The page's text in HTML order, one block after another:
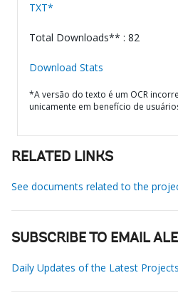
TXT*
Total Downloads** : 82
Download Stats
*A versão do texto é um OCR
unicamente em benefício de
RELATED LINKS
See documents related to the
SUBSCRIBE TO EMAIL
Daily Updates of the Latest